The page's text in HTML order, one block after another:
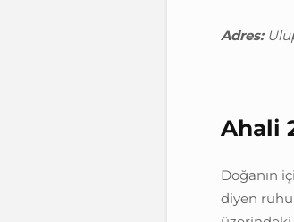
Adres:
Ahali
Doğanın
diyen